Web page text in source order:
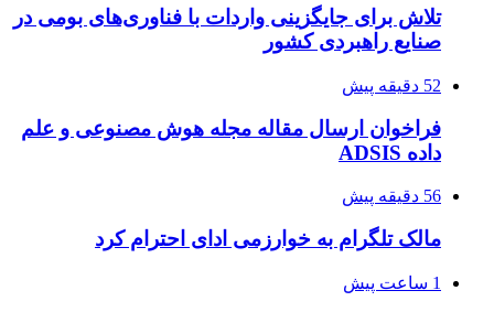
تلاش برای جایگزینی واردات با فناوری‌های بومی در
صنایع راهبردی کشور
52 دقیقه پیش
فراخوان ارسال مقاله مجله هوش مصنوعی و علم
داده ADSIS
56 دقیقه پیش
مالک تلگرام به خوارزمی ادای احترام کرد
1 ساعت پیش